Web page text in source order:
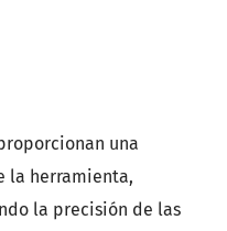
una
la herramienta,
la precisión de las